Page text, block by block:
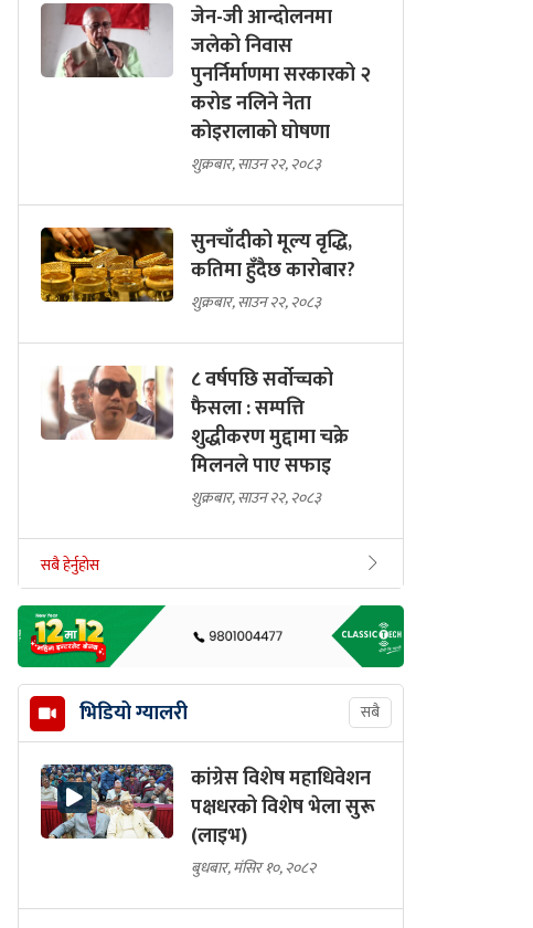
जेन-जी आन्दोलनमा
जलेको निवास
पुनर्निर्माणमा सरकारको २
करोड नलिने नेता
कोइरालाको घोषणा
शुक्रबार, साउन २२, २०८३
सुनचाँदीको मूल्य वृद्धि,
कतिमा हुँदैछ कारोबार?
शुक्रबार, साउन २२, २०८३
८ वर्षपछि सर्वोच्चको
फैसला : सम्पत्ति
शुद्धीकरण मुद्दामा चक्रे
मिलनले पाए सफाइ
शुक्रबार, साउन २२, २०८३
सबै हेर्नुहोस
भिडियो ग्यालरी सबै
कांग्रेस विशेष महाधिवेशन
पक्षधरको विशेष भेला सुरू
(लाइभ)
बुधबार, मंसिर १०, २०८२